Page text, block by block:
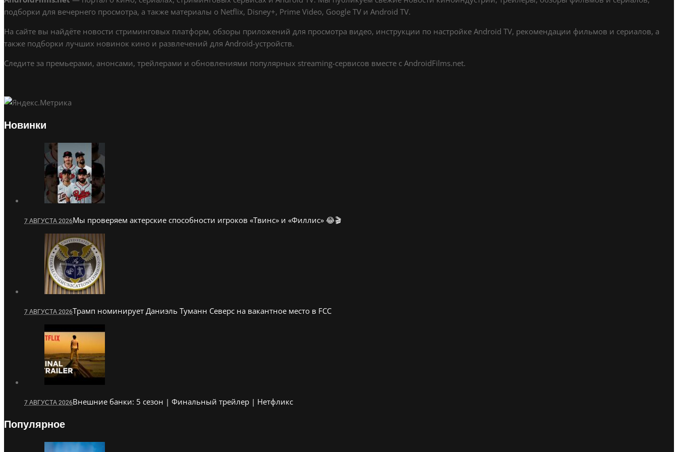
подборки для вечернего просмотра, а также материалы о Netflix, Disney+, Prime Video, Google TV и Android TV.
На сайте вы найдёте новости стриминговых платформ, обзоры приложений для просмотра видео, инструкции по настройке Android TV, рекомендации фильмов и сериалов, а
также подборки лучших новинок кино и развлечений для Android-устройств.
Следите за премьерами, анонсами, трейлерами и обновлениями популярных streaming-сервисов вместе с AndroidFilms.net.
Новинки
7 АВГУСТА 2026Мы проверяем актерские способности игроков «Твинс» и «Филлис» 😂🎬
7 АВГУСТА 2026Трамп номинирует Даниэль Туманн Северс на вакантное место в FCC
7 АВГУСТА 2026Внешние банки: 5 сезон | Финальный трейлер | Нетфликс
Популярное